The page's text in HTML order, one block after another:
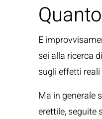
E
sei alla ricerca
sugli effetti
Ma in generale
erettile, seguite